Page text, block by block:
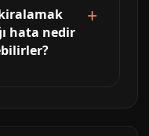
hata nedir